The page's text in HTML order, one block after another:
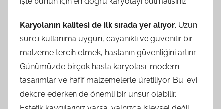
Karyolanın kalitesi de ilk sırada yer alıyor. Uzun
süreli kullanıma uygun, dayanıklı ve güvenilir bir
malzeme tercih etmek, hastanın güvenliğini artırır.
Günümüzde birçok hasta karyolası, modern
tasarımlar ve hafif malzemelerle üretiliyor. Bu, evi
dekore ederken de önemli bir unsur olabilir.